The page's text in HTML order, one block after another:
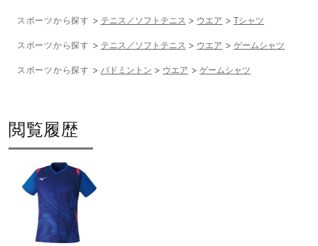
スポーツから探す テニス／ソフトテニス ウエア Tシャツ
スポーツから探す テニス／ソフトテニス ウエア ゲームシャツ
スポーツから探す バドミントン ウエア ゲームシャツ
閲覧履歴